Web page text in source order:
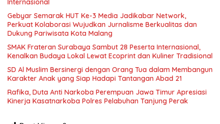
Internasional
Gebyar Semarak HUT Ke-3 Media Jadikabar Network,
Perkuat Kolaborasi Wujudkan Jurnalisme Berkualitas dan
Dukung Pariwisata Kota Malang
SMAK Frateran Surabaya Sambut 28 Peserta Internasional,
Kenalkan Budaya Lokal Lewat Ecoprint dan Kuliner Tradisional
SD Al Muslim Bersinergi dengan Orang Tua dalam Membangun
Karakter Anak yang Siap Hadapi Tantangan Abad 21
Rafika, Duta Anti Narkoba Perempuan Jawa Timur Apresiasi
Kinerja Kasatnarkoba Polres Pelabuhan Tanjung Perak